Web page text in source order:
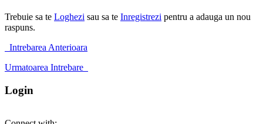
Trebuie sa te Loghezi sau sa te Inregistrezi pentru a adauga un nou
raspuns.
Intrebarea Anterioara
Urmatoarea Intrebare
Login